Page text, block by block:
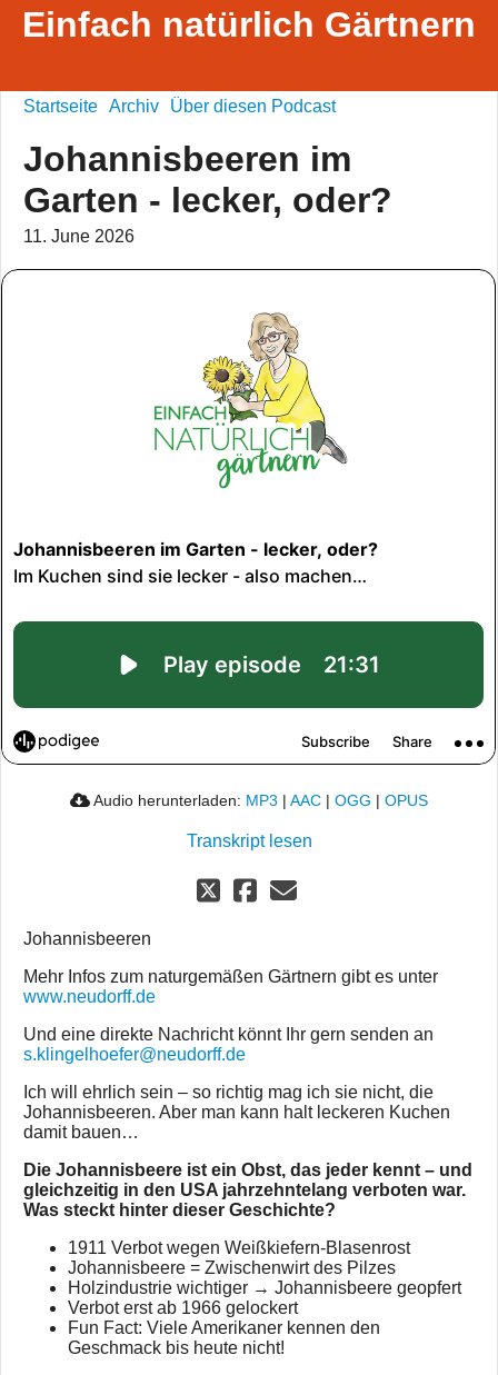
Einfach natürlich Gärtnern
Startseite Archiv Über diesen Podcast
Johannisbeeren im
Garten - lecker, oder?
11. June 2026
Audio herunterladen: MP3 | AAC | OGG | OPUS
Transkript lesen
Johannisbeeren
Mehr Infos zum naturgemäßen Gärtnern gibt es unter
www.neudorff.de
Und eine direkte Nachricht könnt Ihr gern senden an
s.klingelhoefer@neudorff.de
Ich will ehrlich sein – so richtig mag ich sie nicht, die
Johannisbeeren. Aber man kann halt leckeren Kuchen
damit bauen…
Die Johannisbeere ist ein Obst, das jeder kennt – und
gleichzeitig in den USA jahrzehntelang verboten war.
Was steckt hinter dieser Geschichte?
1911 Verbot wegen Weißkiefern-Blasenrost
Johannisbeere = Zwischenwirt des Pilzes
Holzindustrie wichtiger → Johannisbeere geopfert
Verbot erst ab 1966 gelockert
Fun Fact: Viele Amerikaner kennen den
Geschmack bis heute nicht!